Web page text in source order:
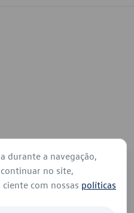
durante a navegação,
no site,
com nossas políticas